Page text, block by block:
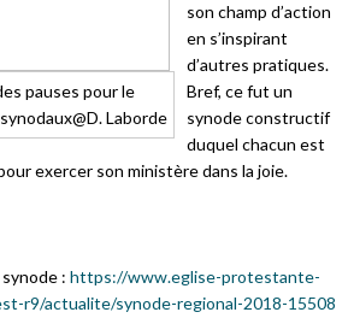
pauses pour le
Laborde
son champ d’action
en s’inspirant
d’autres pratiques.
Bref, ce fut un
synode constructif
duquel chacun est
exercer son ministère dans la joie.
: https://www.eglise-protestante-
r9/actualite/synode-regional-2018-15508